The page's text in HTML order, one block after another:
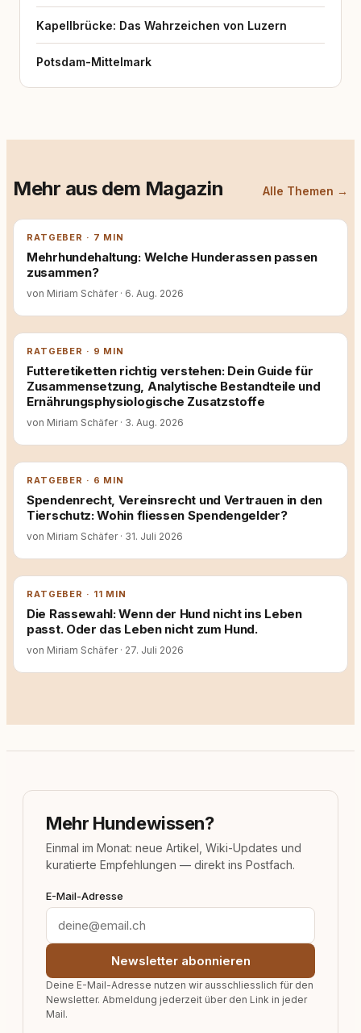
Kapellbrücke: Das Wahrzeichen von Luzern
Potsdam-Mittelmark
Mehr aus dem Magazin Alle Themen →
RATGEBER · 7 MIN
Mehrhundehaltung: Welche Hunderassen passen
zusammen?
von Miriam Schäfer · 6. Aug. 2026
RATGEBER · 9 MIN
Futteretiketten richtig verstehen: Dein Guide für
Zusammensetzung, Analytische Bestandteile und
Ernährungsphysiologische Zusatzstoffe
von Miriam Schäfer · 3. Aug. 2026
RATGEBER · 6 MIN
Spendenrecht, Vereinsrecht und Vertrauen in den
Tierschutz: Wohin fliessen Spendengelder?
von Miriam Schäfer · 31. Juli 2026
RATGEBER · 11 MIN
Die Rassewahl: Wenn der Hund nicht ins Leben
passt. Oder das Leben nicht zum Hund.
von Miriam Schäfer · 27. Juli 2026
Mehr Hundewissen?
Einmal im Monat: neue Artikel, Wiki-Updates und
kuratierte Empfehlungen — direkt ins Postfach.
E-Mail-Adresse
Newsletter abonnieren
Deine E-Mail-Adresse nutzen wir ausschliesslich für den
Newsletter. Abmeldung jederzeit über den Link in jeder
Mail.